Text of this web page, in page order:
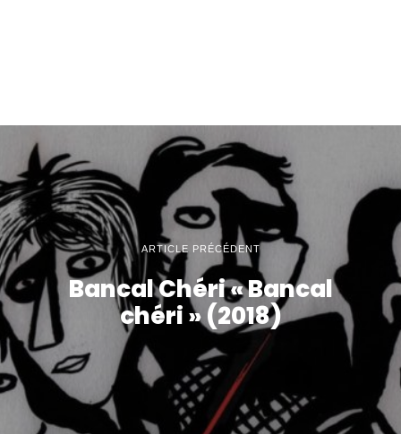
ARTICLE PRÉCÉDENT
Bancal Chéri « Bancal
chéri » (2018)